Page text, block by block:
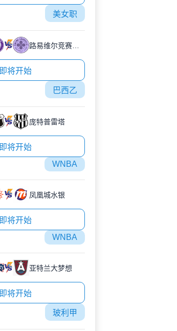
美女职
路易维尔竞赛女足
即将开始
巴西乙
庞特普雷塔
即将开始
WNBA
凤凰城水银
即将开始
WNBA
亚特兰大梦想
即将开始
玻利甲